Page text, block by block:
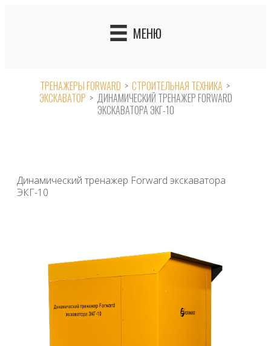
МЕНЮ
ТРЕНАЖЕРЫ FORWARD > СТРОИТЕЛЬНАЯ ТЕХНИКА >
ЭКСКАВАТОР > ДИНАМИЧЕСКИЙ ТРЕНАЖЕР FORWARD
ЭКСКАВАТОРА ЭКГ-10
Динамический тренажер Forward экскаватора
ЭКГ-10